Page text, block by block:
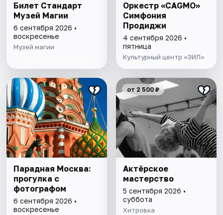
Билет Стандарт
Музей Магии
6 сентября 2026 •
воскресенье
Музей магии
Оркестр «CAGMO»
Симфония
Продиджи
4 сентября 2026 •
пятница
Культурный центр «ЗИЛ»
Парадная Москва:
прогулка с
фотографом
6 сентября 2026 •
воскресенье
от 2 500 ₽
Актёрское
мастерство
5 сентября 2026 •
суббота
Хитровка